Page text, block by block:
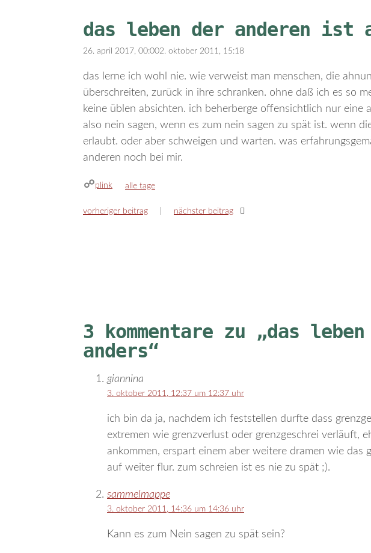
das leben der anderen ist
26. april 2017, 00:002. oktober 2011, 15:18
das lerne ich wohl nie. wie verweist man menschen, die
überschreiten, zurück in ihre schranken. ohne daß ich es so
keine üblen absichten. ich beherberge offensichtlich nur eine
also nein sagen, wenn es zum nein sagen zu spät ist. wenn
erlaubt. oder aber schweigen und warten. was
anderen noch bei mir.
plink kategorien
alle tage
vorheriger beitrag nächster beitrag
3 kommentare zu „das
anders“
giannina
3. oktober 2011, 12:37 um 12:37 uhr
ich bin da ja, nachdem ich feststellen durfte dass
extremen wie grenzverlust oder grenzgeschrei verläuft,
ankommen, erspart einem aber weitere dramen wie das
auf weiter flur. zum schreien ist es nie zu spät ;).
sammelmappe
3. oktober 2011, 14:36 um 14:36 uhr
Kann es zum Nein sagen zu spät sein?